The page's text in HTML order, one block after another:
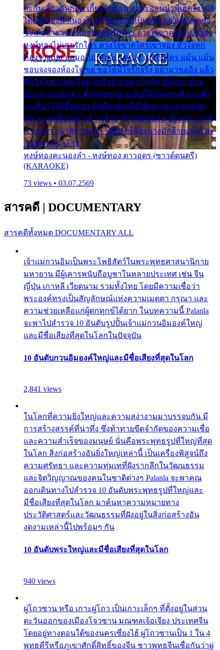
ละกันเกี้ยวกันก่อน เกี้ยวกันก่อน ละสะออนนำพี่เฮ็ดจังได๋สิ
ได้เป็นของพี่ สนองไมตรีน้องแหน่เป็นหยัง อย่าหลับตาซัง
ซะเด้ออ้าย หงษ์ทองไม่เคยรักใคร ดวงใจขาดใครเขาจอง
หงษ์ทองไม่เคยรักใคร ดวงใจขาดใครเขาจอง หัวใจทุก
ห้องว่างเปล่าเสมอ ไม่เคยจะเผลอละเมอถึงใคร แม้น แม้น
ชอบจงจองห้องใจ ขอ ขอให้มีใจรักจริง อย่ามาขออิง แล้ว
พี่ก็วิ่งไปหาแฟนใหม่ บ่จริงอ้ายอย่าเว้ากัน ขั่นบ่เอาอ้าย
อย่าว่า ละอย่ามา ตั๋วหลอกล่อ ละพอให้แต่กระเทิน ละตั๋ว
กะเทินว่าได้ขึ้นหย่ม ต้นสีดาต้องให้ได้หน่วย อย่าเล่นบัก
ตุ๋น ละแต่เพียงหง่าเค้า แล้วยาอ้ายขัดต่อสน นั่นดอกวนาสิ
กายหน้า วนาสิกายหน้า โอ๊ยหงษ์น้องนางมักอ้ายแท้เด้ ละ
อกสิเพแต่นำอ้าย
หงษ์ทองคะนองลำ - หงษ์ทอง ดาวอุดร (ซาวด์ดนตรี)
(KARAOKE)
73 views • 03.07.2569
สารคดี | DOCUMENTARY
สารคดีทั้งหมด DOCUMENTARY ALL
เจ้าแม่กวนอิมเป็นพระโพธิสัตว์ในพระพุทธศาสนานิกาย
มหายาน มีผู้เคารพนับถือบูชาในหลายประเทศ เช่น จีน
ญี่ปุ่น เกาหลี เวียดนาม รวมทั้งไทย โดยมีความเชื่อว่า
พระองค์ทรงเป็นสัญลักษณ์แห่งความเมตตา กรุณา และ
ความช่วยเหลือแก่ผู้ตกทุกข์ได้ยาก ในบทความนี้ Palanla
จะพาไปสำรวจ 10 อันดับรูปปั้นเจ้าแม่กวนอิมองค์ใหญ่
และมีชื่อเสียงที่สุดในโลกในปัจจุบัน
10 อันดับกวนอิมองค์ใหญ่และมีชื่อเสียงที่สุดในโลก
2,841 views
ในโลกที่ความยิ่งใหญ่และความสง่างามมาบรรจบกัน มี
การสร้างสรรค์ที่น่าทึ่ง ซึ่งท้าทายขีดจำกัดของความเชื่อ
และความสำเร็จของมนุษย์ นั่นคือพระพุทธรูปที่ใหญ่ที่สุด
ในโลก สิ่งก่อสร้างอันยิ่งใหญ่เหล่านี้ เป็นเครื่องพิสูจน์ถึง
ความศรัทธา และความทุ่มเทที่ฝังรากลึกในวัฒนธรรม
และจิตวิญญาณของคนในชาติต่างๆ Palanla จะพาคุณ
ออกเดินทางไปสำรวจ 10 อันดับพระพุทธรูปที่ใหญ่และ
มีชื่อเสียงที่สุดในโลก มาค้นหาความหมายทาง
ประวัติศาสตร์และวัฒนธรรมที่ฝังอยู่ในสิ่งก่อสร้างอัน
งดงามเหล่านี้ไปพร้อมๆ กัน
10 อันดับพระใหญ่และมีชื่อเสียงที่สุดในโลก
940 views
ผู่โถวซาน หรือ เกาะผู่โถว เป็นเกาะเล็กๆ ที่ตั้งอยู่ในส่วน
ตะวันออกของเมืองโจวซาน มณฑลเจ้อเจียง ประเทศจีน
โดยอยู่ทางตอนใต้ของนครเซี่ยงไฮ้ ผู่โถวซานเป็น 1 ใน 4
พุทธคีรีหรือภูเขาศักดิ์สิทธิ์ของจีน ชาวพุทธจีนเชื่อกันว่าผู่